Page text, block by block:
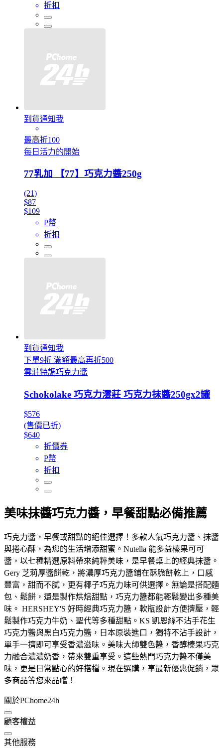
折扣
到貨通知我
最高折100
每日活力的開始
77乳加 【77】巧克力醬250g
(21)
$87
$109
P幣
折扣
到貨通知我
下單9折 滿額最高再折500
雲莊特調巧克力醬
Schokolake 巧克力澐莊 巧克力抹醬250gx2罐
$576
(售價已折)
$640
折價券
P幣
折扣
美味抹醬巧克力醬，早餐甜點必備推薦
巧克力醬，早餐或甜點的絕佳選擇！多款人氣巧克力醬、抹醬
與捲心酥，為您的生活增添甜蜜。Nutella 能多益榛果可可
醬，以七種精選原料帶來純粹美味，是早餐桌上的經典抹醬。
Gery 芝莉厚醬餅乾，將濃厚巧克力醬鋪在酥脆餅乾上，口感
豐富，甜而不膩，更有椰子巧克力味可供選擇。無論是搭配麵
包、鬆餅，還是製作烘焙甜點，巧克力醬都能輕鬆變出多種美
味。 HERSHEY'S 好時經典巧克力醬，軟瓶設計方便擠壓，輕
鬆製作巧克力牛奶、聖代等多種甜點。KS 凱恩絲不沾手花生
巧克力醬與黑白巧克力醬，日本原裝進口，獨特不沾手設計，
單手一擠即可享受香濃滋味。美味大師雙色醬，香醇榛果巧克
力融合濃濃奶香，帶來雙重享受。這些熱門巧克力醬不僅美
味，更是日常點心的好搭檔。現在選購，享最新優惠促銷，眾
多商品等您來品嚐！
關於PChome24h
顧客權益
其他服務